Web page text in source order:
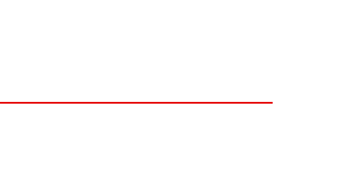
玩具 スポーツ用品
家庭補修